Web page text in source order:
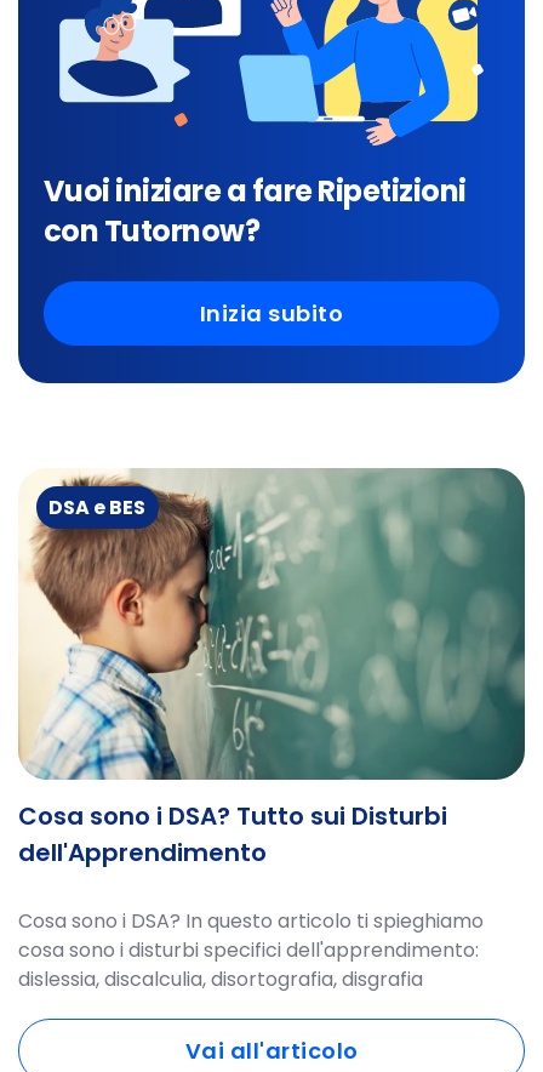
Vuoi iniziare a fare Ripetizioni
con Tutornow?
Inizia subito
DSA e BES
Cosa sono i DSA? Tutto sui Disturbi
dell'Apprendimento
Cosa sono i DSA? In questo articolo ti spieghiamo
cosa sono i disturbi specifici dell'apprendimento:
dislessia, discalculia, disortografia, disgrafia
Vai all'articolo